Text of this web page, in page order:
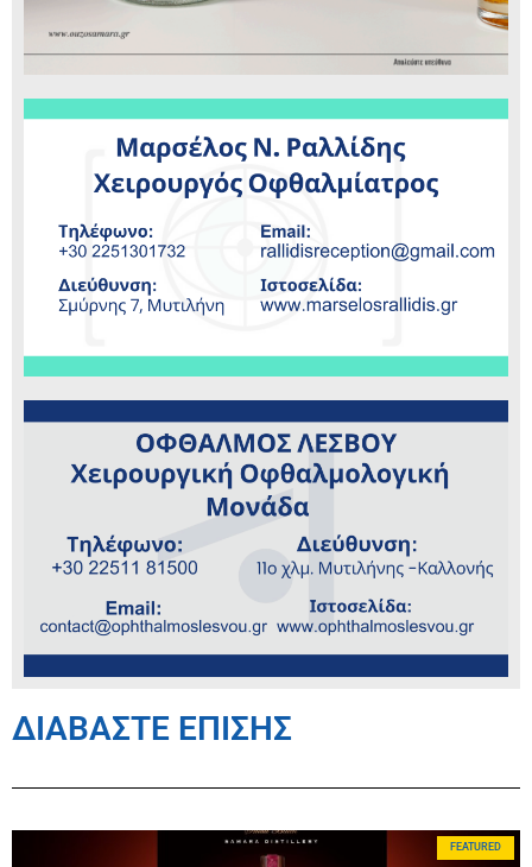
ΔΙΑΒΑΣΤΕ ΕΠΙΣΗΣ
FEATURED